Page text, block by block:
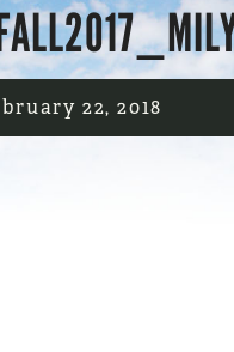
22, 2018